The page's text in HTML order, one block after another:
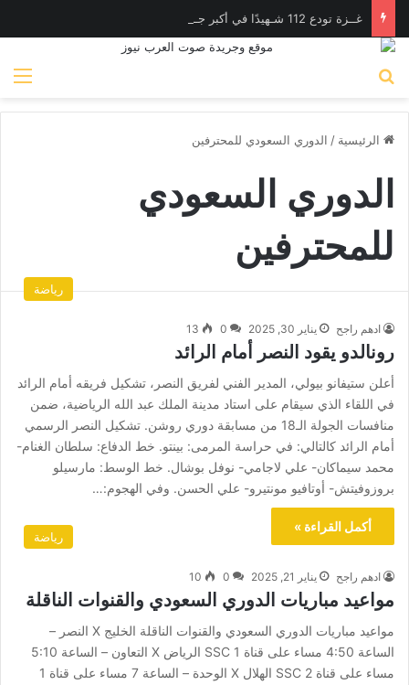
غــزة تودع 112 شـهيدًا في أكبر جـنازة جماعية منذ بدء الحـرب
الرئيسية / الدوري السعودي للمحترفين
الدوري السعودي
للمحترفين
رياضة
ادهم راجح يناير 30, 2025 0
13
رونالدو يقود النصر أمام الرائد
أعلن ستيفانو بيولي، المدير الفني لفريق النصر، تشكيل فريقه أمام الرائد
في اللقاء الذي سيقام على استاد مدينة الملك عبد الله الرياضية، ضمن
منافسات الجولة الـ18 من مسابقة دوري روشن. تشكيل النصر الرسمي
أمام الرائد كالتالي: في حراسة المرمى: بينتو. خط الدفاع: سلطان الغنام-
محمد سيماكان- علي لاجامي- نوفل بوشال. خط الوسط: مارسيلو
بروزوفيتش- أوتافيو مونتيرو- علي الحسن. وفي الهجوم:…
أكمل القراءة »
رياضة
ادهم راجح يناير 21, 2025 0
10
مواعيد مباريات الدوري السعودي والقنوات الناقلة
مواعيد مباريات الدوري السعودي والقنوات الناقلة الخليج X النصر –
الساعة 4:50 مساء على قناة 1 SSC الرياض X التعاون – الساعة 5:10
مساء على قناة 2 SSC الهلال X الوحدة – الساعة 7 مساء على قناة 1